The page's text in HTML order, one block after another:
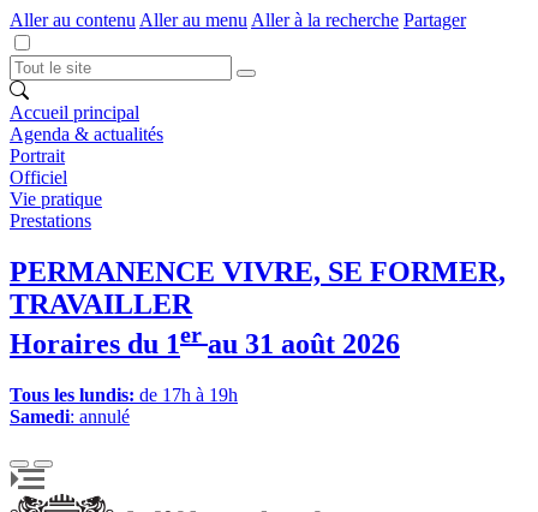
Aller au contenu Aller au menu Aller à la recherche Partager
Accueil principal
Agenda & actualités
Portrait
Officiel
Vie pratique
Prestations
PERMANENCE VIVRE, SE FORMER,
TRAVAILLER
Horaires du 1er au 31 août 2026
Tous les lundis: de 17h à 19h
Samedi: annulé